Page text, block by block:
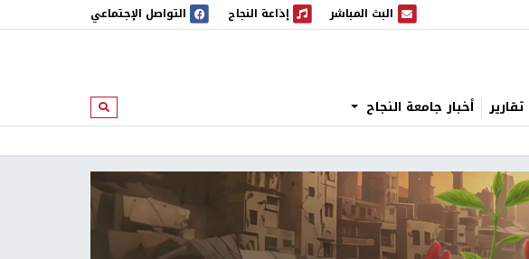
البث المباشر
البث المباشر إذاعة النجاح
إذاعة النجاح التواصل الإجتماعي
تقارير أخبار جامعة النجاح ابحث